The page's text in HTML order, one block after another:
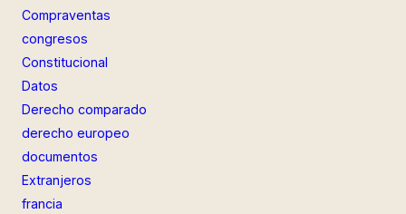
Compraventas
congresos
Constitucional
Datos
Derecho comparado
derecho europeo
documentos
Extranjeros
francia